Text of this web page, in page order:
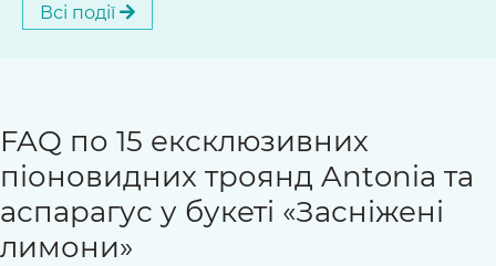
Всі події
FAQ по 15 ексклюзивних
піоновидних троянд Antonia та
аспарагус у букеті «Засніжені
лимони»